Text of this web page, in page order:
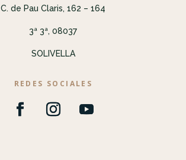
C. de Pau Claris, 162 – 164
3ª 3ª, 08037
SOLIVELLA
REDES SOCIALES